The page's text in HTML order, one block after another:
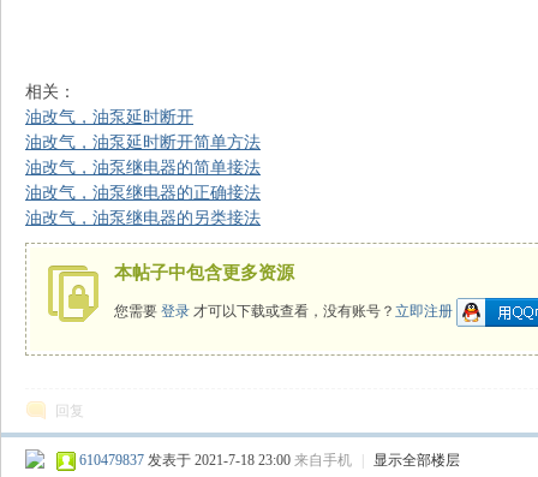
相关：
油改气，油泵延时断开
油改气，油泵延时断开简单方法
油改气，油泵继电器的简单接法
油改气，油泵继电器的正确接法
油改气，油泵继电器的另类接法
本帖子中包含更多资源
您需要 登录 才可以下载或查看，没有账号？ 立即注册
回复
610479837 发表于 2021-7-18 23:00 来自手机 显示全部楼层